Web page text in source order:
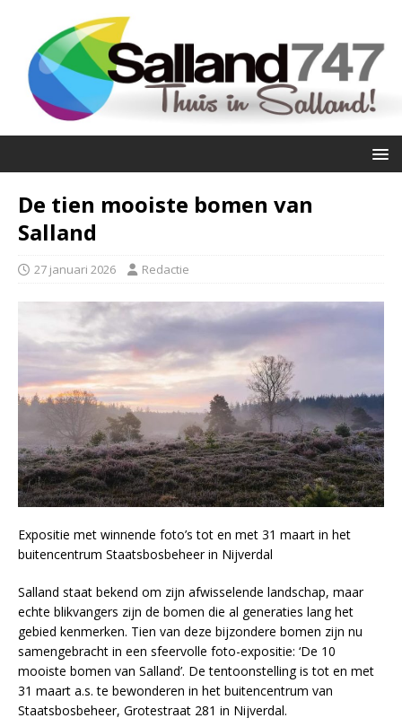
De tien mooiste bomen van
Salland
27 januari 2026 Redactie
Expositie met winnende foto’s tot en met 31 maart in het
buitencentrum Staatsbosbeheer in Nijverdal
Salland staat bekend om zijn afwisselende landschap, maar
echte blikvangers zijn de bomen die al generaties lang het
gebied kenmerken. Tien van deze bijzondere bomen zijn nu
samengebracht in een sfeervolle foto-expositie: ‘De 10
mooiste bomen van Salland’. De tentoonstelling is tot en met
31 maart a.s. te bewonderen in het buitencentrum van
Staatsbosbeheer, Grotestraat 281 in Nijverdal.